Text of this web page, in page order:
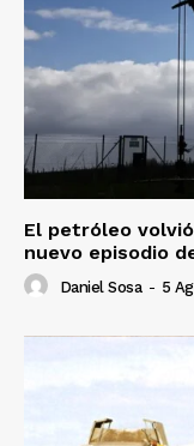
El petróleo
nuevo episodio
Daniel Sosa - 5